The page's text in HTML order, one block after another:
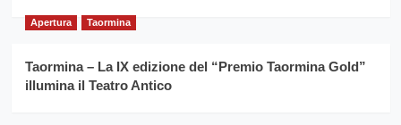
Apertura Taormina
Taormina – La IX edizione del “Premio Taormina Gold”
illumina il Teatro Antico